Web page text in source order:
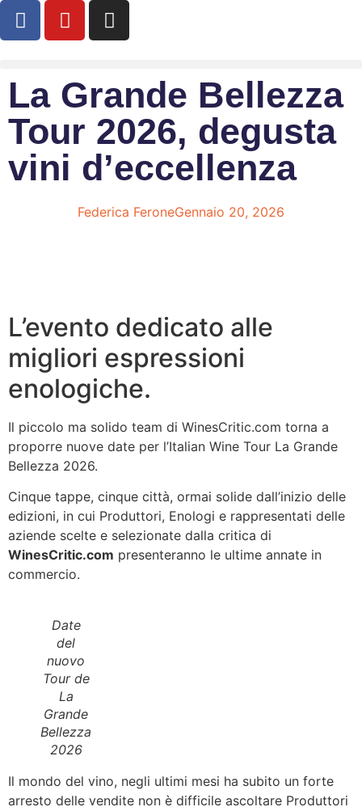
La Grande Bellezza
Tour 2026, degusta
vini d’eccellenza
Federica FeroneGennaio 20, 2026
L’evento dedicato alle
migliori espressioni
enologiche.
Il piccolo ma solido team di WinesCritic.com torna a
proporre nuove date per l’Italian Wine Tour La Grande
Bellezza 2026.
Cinque tappe, cinque città, ormai solide dall’inizio delle
edizioni, in cui Produttori, Enologi e rappresentati delle
aziende scelte e selezionate dalla critica di
WinesCritic.com presenteranno le ultime annate in
commercio.
Date
del
nuovo
Tour de
La
Grande
Bellezza
2026
Il mondo del vino, negli ultimi mesi ha subito un forte
arresto delle vendite non è difficile ascoltare Produttori